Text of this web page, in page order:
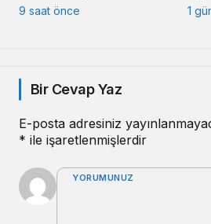
Altyapıda Hız Kesmiyor
9 saat önce 1
Bir Cevap Yaz
E-posta adresiniz
* ile işaretlenmişlerdir
YORUMUNUZ